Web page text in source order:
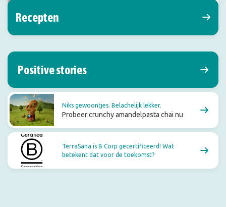
Recepten
Positive stories
Niks gewoontjes. Belachelijk lekker.
Probeer crunchy amandelpasta chai nu
TerraSana is B Corp gecertificeerd! Wat
betekent dat voor de toekomst?